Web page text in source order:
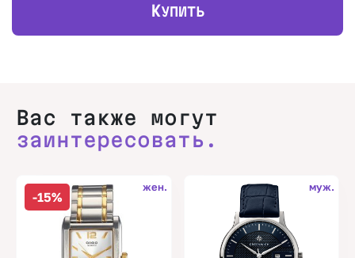
КУПИТЬ
Вас также могут
заинтересовать.
-15%
жен. муж.